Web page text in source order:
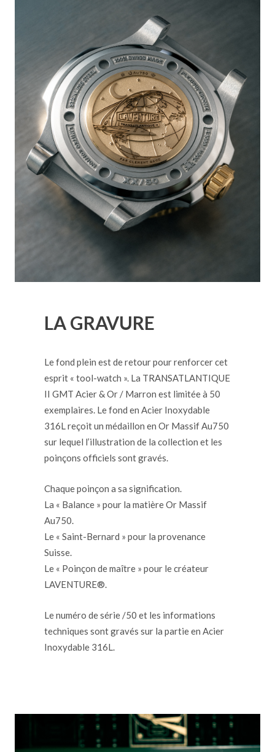
LA GRAVURE
Le fond plein est de retour pour renforcer cet
esprit « tool-watch ». La TRANSATLANTIQUE
II GMT Acier & Or / Marron est limitée à 50
exemplaires. Le fond en Acier Inoxydable
316L reçoit un médaillon en Or Massif Au750
sur lequel l’illustration de la collection et les
poinçons officiels sont gravés.
Chaque poinçon a sa signification.
La « Balance » pour la matière Or Massif
Au750.
Le « Saint-Bernard » pour la provenance
Suisse.
Le « Poinçon de maître » pour le créateur
LAVENTURE®.
Le numéro de série /50 et les informations
techniques sont gravés sur la partie en Acier
Inoxydable 316L.